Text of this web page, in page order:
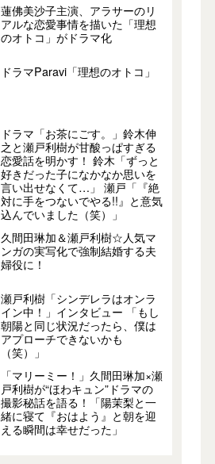
蓮佛美沙子主演、アラサーのリ
アルな恋愛事情を描いた「理想
のオトコ」がドラマ化
ドラマParavi「理想のオトコ」
ドラマ「お茶にごす。」鈴木伸
之と瀬戸利樹が甘酸っぱすぎる
恋愛話を明かす！ 鈴木「ずっと
好きだった子になかなか思いを
言い出せなくて…」 瀬戸「『絶
対に手をつないでやる!!』と意気
込んでいました（笑）」
久間田琳加＆瀬戸利樹☆人気マ
ンガの実写化で強制結婚する夫
婦役に！
瀬戸利樹「シンデレラはオンラ
イン中！」インタビュー 「もし
朝陽と同じ状況だったら、僕は
アプローチできないかも
（笑）」
「マリーミー！」久間田琳加×瀬
戸利樹が“ほわキュン”ドラマの
撮影秘話を語る！「陽茉梨と一
緒に寝て『おはよう』と朝を迎
える瞬間は幸せだった」